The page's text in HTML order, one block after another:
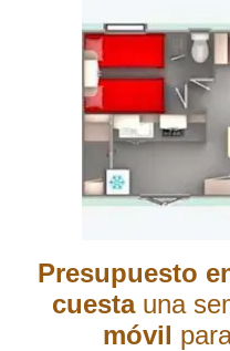
Presupuesto
cuestauna
móvil